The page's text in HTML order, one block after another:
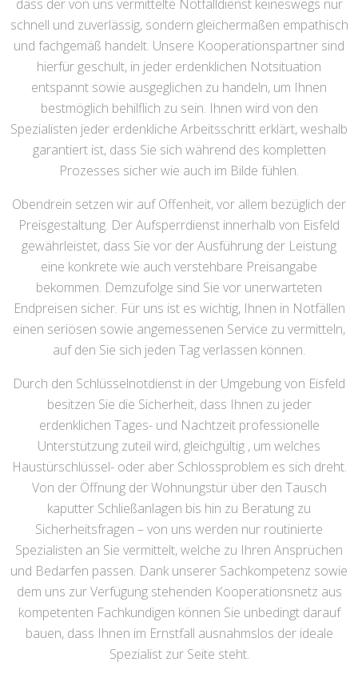
dass der von uns vermittelte Notfalldienst keineswegs nur
schnell und zuverlässig, sondern gleichermaßen empathisch
und fachgemäß handelt. Unsere Kooperationspartner sind
hierfür geschult, in jeder erdenklichen Notsituation
entspannt sowie ausgeglichen zu handeln, um Ihnen
bestmöglich behilflich zu sein. Ihnen wird von den
Spezialisten jeder erdenkliche Arbeitsschritt erklärt, weshalb
garantiert ist, dass Sie sich während des kompletten
Prozesses sicher wie auch im Bilde fühlen.
Obendrein setzen wir auf Offenheit, vor allem bezüglich der
Preisgestaltung. Der Aufsperrdienst innerhalb von Eisfeld
gewährleistet, dass Sie vor der Ausführung der Leistung
eine konkrete wie auch verstehbare Preisangabe
bekommen. Demzufolge sind Sie vor unerwarteten
Endpreisen sicher. Für uns ist es wichtig, Ihnen in Notfällen
einen seriösen sowie angemessenen Service zu vermitteln,
auf den Sie sich jeden Tag verlassen können.
Durch den Schlüsselnotdienst in der Umgebung von Eisfeld
besitzen Sie die Sicherheit, dass Ihnen zu jeder
erdenklichen Tages- und Nachtzeit professionelle
Unterstützung zuteil wird, gleichgültig , um welches
Haustürschlüssel- oder aber Schlossproblem es sich dreht.
Von der Öffnung der Wohnungstür über den Tausch
kaputter Schließanlagen bis hin zu Beratung zu
Sicherheitsfragen – von uns werden nur routinierte
Spezialisten an Sie vermittelt, welche zu Ihren Ansprüchen
und Bedarfen passen. Dank unserer Sachkompetenz sowie
dem uns zur Verfügung stehenden Kooperationsnetz aus
kompetenten Fachkundigen können Sie unbedingt darauf
bauen, dass Ihnen im Ernstfall ausnahmslos der ideale
Spezialist zur Seite steht.